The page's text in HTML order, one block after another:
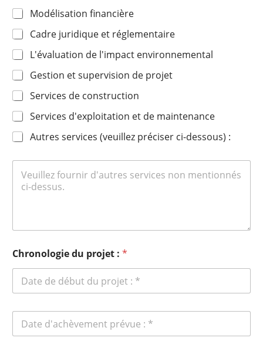
Modélisation financière
Cadre juridique et réglementaire
L'évaluation de l'impact environnemental
Gestion et supervision de projet
Services de construction
Services d'exploitation et de maintenance
Autres services (veuillez préciser ci-dessous) :
Chronologie du projet : *